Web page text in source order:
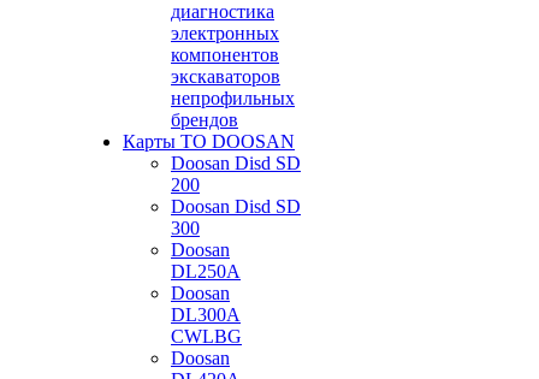
диагностика
электронных
компонентов
экскаваторов
непрофильных
брендов
Карты ТО DOOSAN
Doosan Disd SD
200
Doosan Disd SD
300
Doosan
DL250A
Doosan
DL300A
CWLBG
Doosan